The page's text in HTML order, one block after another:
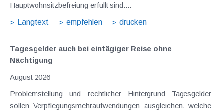
Hauptwohnsitzbefreiung erfüllt sind....
Langtext
empfehlen drucken
Tagesgelder auch bei eintägiger Reise ohne
Nächtigung
August 2026
Problemstellung und rechtlicher Hintergrund Tagesgelder
sollen Verpflegungsmehraufwendungen ausgleichen, welche